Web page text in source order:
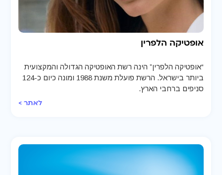
אופטיקה הלפרין
“אופטיקה הלפרין” הינה רשת האופטיקה הגדולה והמקצועית
ביותר בישראל. הרשת פועלת משנת 1988 ומונה כיום כ-124
סניפים ברחבי הארץ.
לאתר >